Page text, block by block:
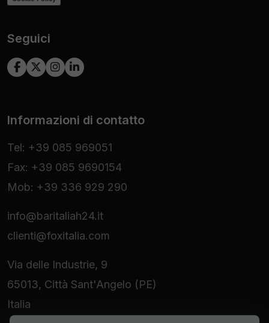
Seguici
Informazioni di contatto
Tel: +39 085 969051
Fax: +39 085 9690154
Mob: +39 336 929 290
info@baritaliah24.it
clienti@foxitalia.com
Via delle Industrie, 9
65013, Città Sant'Angelo (PE)
Italia